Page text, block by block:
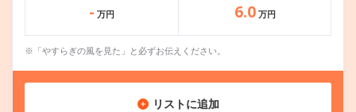
- 万円 6.0 万円
※「やすらぎの風を見た」と必ずお伝えください。
リストに追加